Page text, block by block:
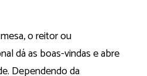
o reitor ou
dá as boas-vindas e abre
Dependendo da